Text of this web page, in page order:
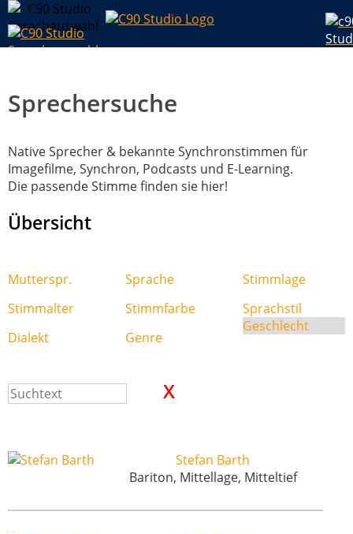
Sprechersuche
Native Sprecher & bekannte Synchronstimmen für
Imagefilme, Synchron, Podcasts und E-Learning.
Die passende Stimme finden sie hier!
Übersicht
Stefan Barth
Bariton, Mittellage, Mitteltief